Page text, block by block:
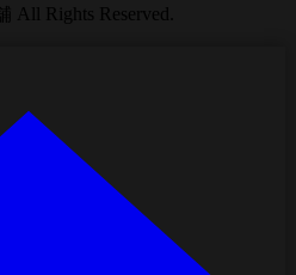
All Rights Reserved.